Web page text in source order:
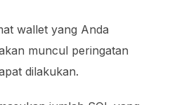
wallet yang Anda
muncul peringatan
dilakukan.